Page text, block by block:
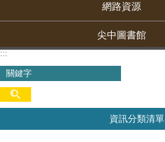
網路資源
尖中圖書館
:::
資訊分類清單